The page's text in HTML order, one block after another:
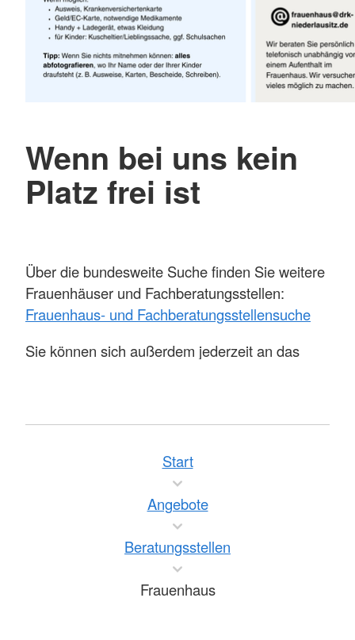
Wenn bei uns kein
Platz frei ist
Über die bundesweite Suche finden Sie weitere
Frauenhäuser und Fachberatungsstellen:
Frauenhaus- und Fachberatungsstellensuche
Sie können sich außerdem jederzeit an das
Unterstützung im
Frauenhaus
Wir unterstützen Sie sozialpädagogisch und
Start
Angebote
Beratungsstellen
Frauenhaus